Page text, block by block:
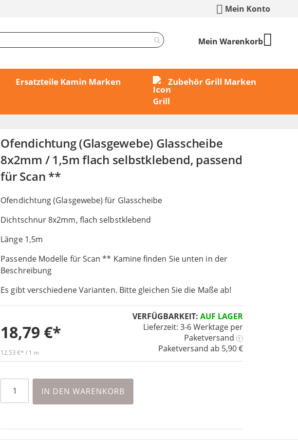
Mein Konto
Mein Warenkorb
Ersatzteile Kamin Marken Zubehör Grill Marken
Ofendichtung (Glasgewebe) Glasscheibe
8x2mm / 1,5m flach selbstklebend, passend
für Scan **
Ofendichtung (Glasgewebe) für Glasscheibe
Dichtschnur 8x2mm, flach selbstklebend
Länge 1,5m
Passende Modelle für Scan ** Kamine finden Sie unten in der
Beschreibung
Es gibt verschiedene Varianten. Bitte gleichen Sie die Maße ab!
VERFÜGBARKEIT: AUF LAGER
Lieferzeit: 3-6 Werktageper
Paketversand
?
Paketversand ab 5,90 €
18,79 €
12,53 € / 1 m
IN DEN WARENKORB